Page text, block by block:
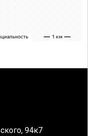
94к7